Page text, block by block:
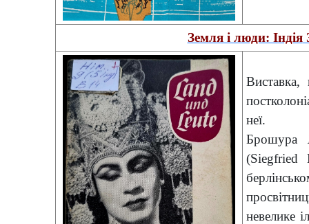
Земля і люди: Індія
Виставка,
неї.
Брошура
(Siegfried
невелике